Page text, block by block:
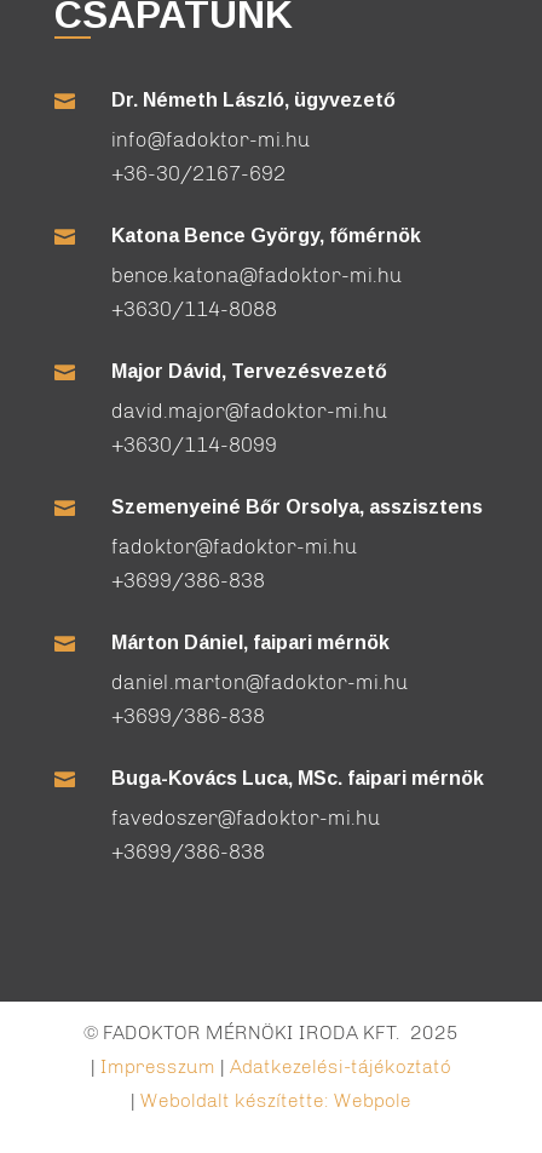
CSAPATUNK
 Dr. Németh László, ügyvezető
info@fadoktor-mi.hu
+36-30/2167-692
 Katona Bence György, főmérnök
bence.katona@fadoktor-mi.hu
+3630/114-8088
 Major Dávid, Tervezésvezető
david.major@fadoktor-mi.hu
+3630/114-8099
 Szemenyeiné Bőr Orsolya, asszisztens
fadoktor@fadoktor-mi.hu
+3699/386-838
 Márton Dániel, faipari mérnök
daniel.marton@fadoktor-mi.hu
+3699/386-838
 Buga-Kovács Luca, MSc. faipari mérnök
favedoszer@fadoktor-mi.hu
+3699/386-838
© FADOKTOR MÉRNÖKI IRODA KFT. 2025
| Impresszum | Adatkezelési-tájékoztató
| Weboldalt készítette: Webpole